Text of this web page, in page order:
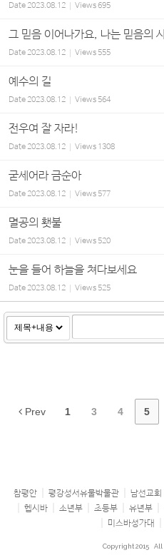
Date2023.08.12 Views695
그 믿음 이어나가요, 나는 믿음의
Date2023.08.12 Views 555
예수의 길
Date2023.08.12 Views 564
전우여 잘 자라!
Date2023.08.12 Views 1308
굳세어라 금순아
Date2023.08.12 Views 577
멸공의 횃불
Date2023.08.12 Views 520
눈을 들어 하늘을 쳐다보세요
Date2023.08.12 Views 525
Prev 1 3 4 5
참평안 평강성서유물박물관 남선교회
헵시바
소년부 초등부 유년부
미스바성가대
Copyright 2015 All